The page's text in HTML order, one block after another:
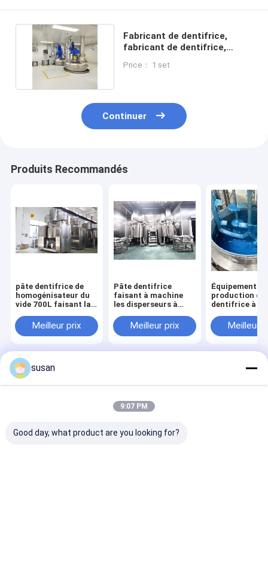
Fabricant de dentifrice,
fabricant de dentifrice,
Price： 1 set
Continuer
Produits Recommandés
pâte dentifrice de
homogénisateur du
vide 700L faisant la
dentifrice d'aloès
Meilleur prix
Pâte dentifrice
faisant à machine
les disperseurs à
hauts mélangeurs de
cisaillement
Meilleur prix
Équipement de
production de
dentifrice à
système de
Meilleur
Aperçu
la vie privée
Electronics Co., Ltd.. All Rights Reserved.
susan
9:07 PM
Good day, what product are you looking for?